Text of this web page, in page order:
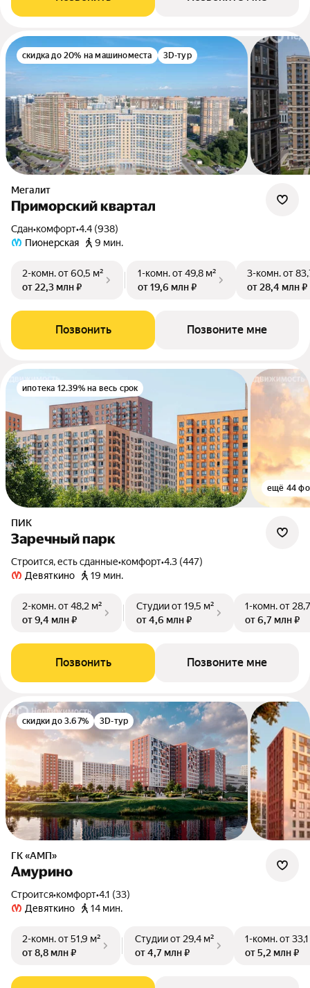
скидка до 20% на машиноместа 3D-тур
Мегалит
Приморский квартал
Сдан•комфорт•4.4 (938)
Пионерская
9 мин.
2-комн.от 60,5 м²
от 22,3 млн ₽
1-комн.от 49,8 м²
от 19,6 млн ₽
3-комн.от
от 28,4 млн ₽
Позвонить Позвоните мне
ипотека 12.39% на весь срок
ещё 44
ПИК
Заречный парк
Строится, есть сданные•комфорт•4.3 (447)
Девяткино
19 мин.
2-комн.от 48,2 м²
от 9,4 млн ₽
Студииот 19,5 м²
от 4,6 млн ₽
1-комн.от
от 6,7 млн ₽
Позвонить Позвоните мне
скидки до 3.67% 3D-тур
ГК «АМП»
Амурино
Строится•комфорт•4.1 (33)
Девяткино
14 мин.
2-комн.от 51,9 м²
от 8,8 млн ₽
Студииот 29,4 м²
от 4,7 млн ₽
1-комн.от
от 5,2 млн ₽